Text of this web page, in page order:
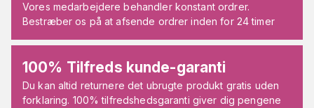
Vores medarbejdere behandler konstant ordrer.
Bestræber os på at afsende ordrer inden for 24 timer
100% Tilfreds kunde-garanti
Du kan altid returnere det ubrugte produkt gratis uden
forklaring. 100% tilfredshedsgaranti giver dig pengene